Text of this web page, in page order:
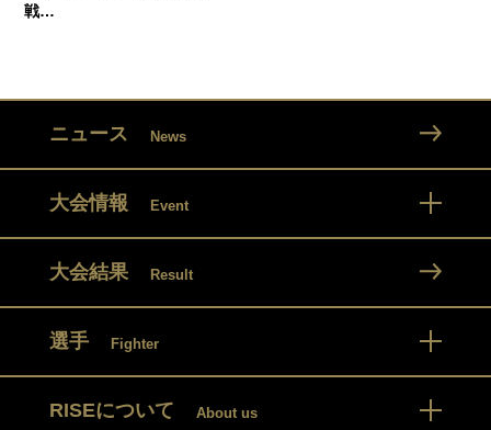
戦…
ニュース News
大会情報 Event
大会結果 Result
選手 Fighter
RISEについて About us